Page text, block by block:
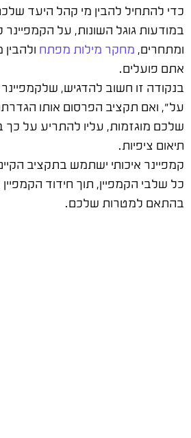
כדי להתחיל להבין מי קהל היעד
במודעות גוגל השונות, על
ומתחרים, מחקר מילות מפתח
אתם פועלים.
בנקודה זו חשוב להדגיש, שלקמפיינר
על", ואם תקציב הפרסום אותו
שלכם מוגזמות, עליו להתריע על
תיאום ציפיות.
קמפיינר איכותי ישתמש בתקציב
כל שלבי הקמפיין, תוך חידוד
בהתאם למטרות שלכם.